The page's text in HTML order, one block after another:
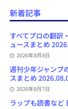
e
b
o
k
s
y
o
o
n
新着記事
すべてプロの翻訳
ュースまとめ
2026年8月8日
週刊少年ジャンプ
スまとめ
2026年8月7日
ラップも読書など